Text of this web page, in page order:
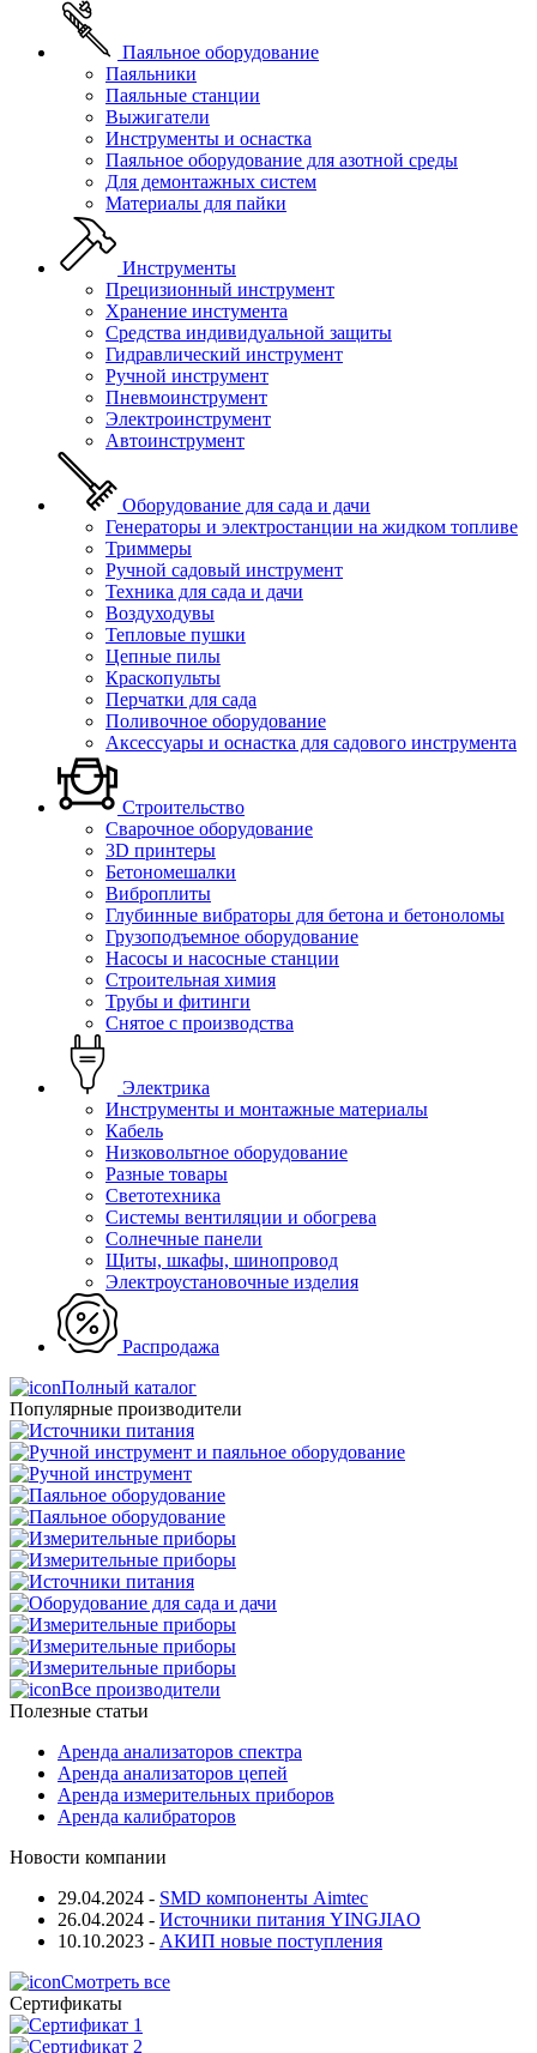
Паяльное оборудование
Паяльники
Паяльные станции
Выжигатели
Инструменты и оснастка
Паяльное оборудование для азотной среды
Для демонтажных систем
Материалы для пайки
Инструменты
Прецизионный инструмент
Хранение инстумента
Средства индивидуальной защиты
Гидравлический инструмент
Ручной инструмент
Пневмоинструмент
Электроинструмент
Автоинструмент
Оборудование для сада и дачи
Генераторы и электростанции на жидком топливе
Триммеры
Ручной садовый инструмент
Техника для сада и дачи
Воздуходувы
Тепловые пушки
Цепные пилы
Краскопульты
Перчатки для сада
Поливочное оборудование
Аксессуары и оснастка для садового инструмента
Строительство
Сварочное оборудование
3D принтеры
Бетономешалки
Виброплиты
Глубинные вибраторы для бетона и бетоноломы
Грузоподъемное оборудование
Насосы и насосные станции
Строительная химия
Трубы и фитинги
Снятое с производства
Электрика
Инструменты и монтажные материалы
Кабель
Низковольтное оборудование
Разные товары
Светотехника
Системы вентиляции и обогрева
Солнечные панели
Щиты, шкафы, шинопровод
Электроустановочные изделия
Распродажа
Полный каталог
Популярные производители
Все производители
Полезные статьи
Аренда анализаторов спектра
Аренда анализаторов цепей
Аренда измерительных приборов
Аренда калибраторов
Новости компании
29.04.2024 - SMD компоненты Aimtec
26.04.2024 - Источники питания YINGJIAO
10.10.2023 - АКИП новые поступления
Смотреть все
Сертификаты